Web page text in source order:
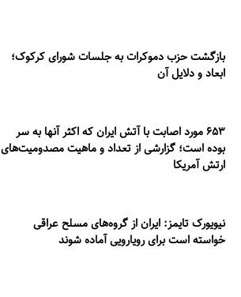
بازگشت حزب دموکرات به جلسات شورای کرکوک؛
ابعاد و دلایل آن
۶۵۳ مورد اصابت با آتش ایران که اکثر آنها به سر
بوده است؛ گزارشی از تعداد و ماهیت مصدومیت‌های
ارتش آمریکا
نیویورک تایمز: ایران از گروه‌های مسلح عراقی
خواسته است برای رویارویی آماده شوند